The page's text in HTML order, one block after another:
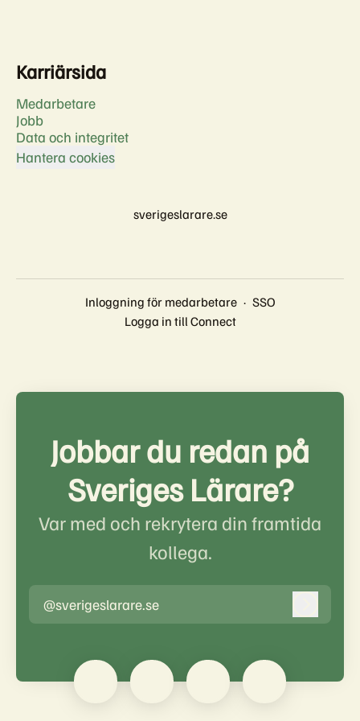
Karriärsida
Medarbetare
Jobb
Data och integritet
Hantera cookies
sverigeslarare.se
Inloggning för medarbetare · SSO
Logga in till Connect
Jobbar du redan på
Sveriges Lärare?
Var med och rekrytera din framtida
kollega.
@sverigeslarare.se